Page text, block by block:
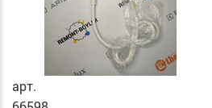
арт.